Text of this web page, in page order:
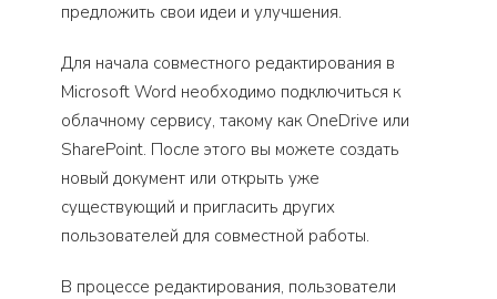
предложить свои идеи и улучшения.
Для начала совместного редактирования в
Microsoft Word необходимо подключиться к
облачному сервису, такому как OneDrive или
SharePoint. После этого вы можете создать
новый документ или открыть уже
существующий и пригласить других
пользователей для совместной работы.
В процессе редактирования, пользователи